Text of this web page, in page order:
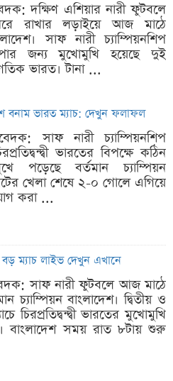
দক্ষিণ এশিয়ার নারী ফুটবলে
রাখার লড়াইয়ে আজ মাঠে
সাফ নারী চ্যাম্পিয়নশিপ
জন্য মুখোমুখি হয়েছে দুই
ভারত। টানা ...
বনাম ভারত ম্যাচ: দেখুন ফলাফল
সাফ নারী চ্যাম্পিয়নশিপ
ভারতের বিপক্ষে কঠিন
পড়েছে বর্তমান চ্যাম্পিয়ন
খেলা শেষে ২-০ গোলে এগিয়ে
করা ...
ম্যাচ লাইভ দেখুন এখানে
সাফ নারী ফুটবলে আজ মাঠে
চ্যাম্পিয়ন বাংলাদেশ। দ্বিতীয় ও
চিরপ্রতিদ্বন্দ্বী ভারতের মুখোমুখি
বাংলাদেশ সময় রাত ৮টায় শুরু